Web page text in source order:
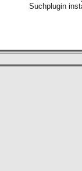
Suchplugin